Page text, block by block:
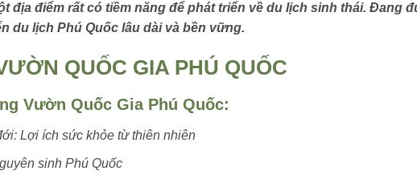
địa điểm rất có tiềm năng để phát triển về du lịch sinh thái. Đang
du lịch Phú Quốc lâu dài và bền vững.
QUỐC GIA PHÚ QUỐC
Vườn Quốc Gia Phú Quốc:
Lợi ích sức khỏe từ thiên nhiên
sinh Phú Quốc